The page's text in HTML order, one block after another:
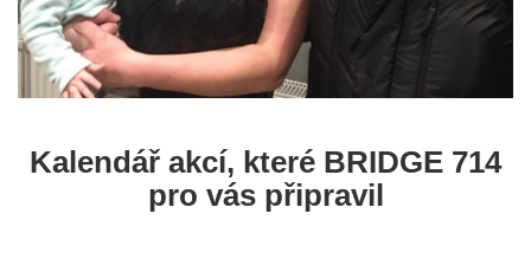
Kalendář akcí, které BRIDGE 714
pro vás připravil